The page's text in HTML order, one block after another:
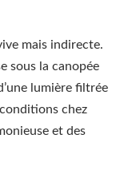
mais indirecte.
sous la canopée
lumière filtrée
chez
et des